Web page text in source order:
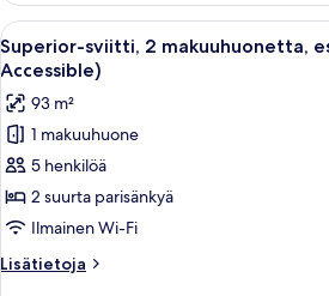
makuuhuonetta
Avaa
kaikki
huonetyypin
Superior-
sviitti,
2
makuuhuonetta,
esteetön
(Mobility
Accessible)
4
Superior-sviitti, 2 makuuhuonetta,
Accessible)
93 m²
1 makuuhuone
5 henkilöä
2 suurta parisänkyä
Ilmainen Wi-Fi
Lisätietoja
Lisätietoja